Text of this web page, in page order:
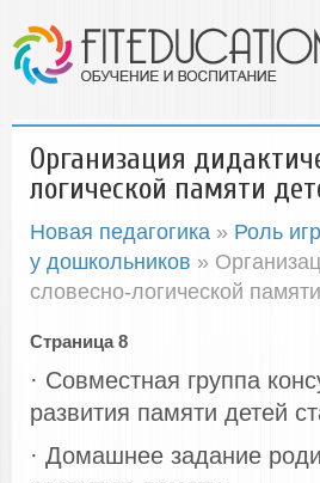
Организация
логической памяти
Новая педагогика » Роль
у дошкольников »
словесно-логической
Страница 8
· Совместная группа
развития памяти детей
· Домашнее задание